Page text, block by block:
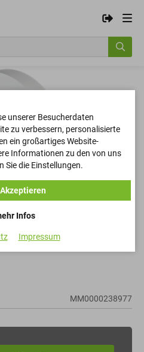
MM0000238977
unserer Besucherdaten
zu verbessern, personalisierte
ein großartiges Website-
Informationen zu den von uns
Sie die Einstellungen.
Infos
Impressum